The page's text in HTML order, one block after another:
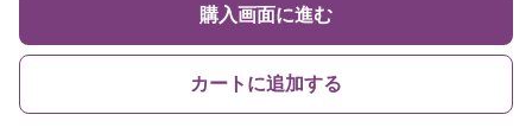
購入画面に進む
カートに追加する